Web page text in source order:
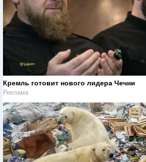
Кремль готовит нового лидера Чечни
Реклама